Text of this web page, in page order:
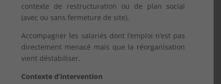
contexte de restructuration ou de plan social
(avec ou sans fermeture de site).
Accompagner les salariés dont l’emploi n’est pas
directement menacé mais que la réorganisation
vient déstabiliser.
Contexte d’intervention